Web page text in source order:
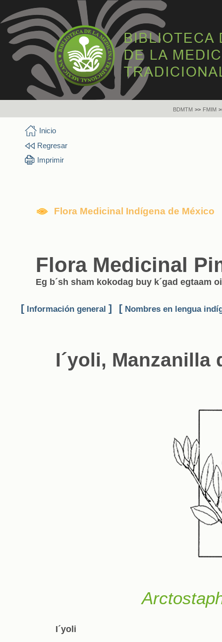
BDMTM >> FMIM
Inicio
Regresar
Imprimir
Flora Medicinal Indígena de México
Flora Medicinal
Eg b´sh sham kokodag buy k´gad egtaam
[ Información general ] [ Nombres en lengua
I´yoli, Manzanilla
I´yoli